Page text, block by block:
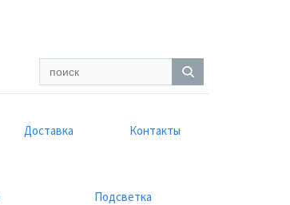
Доставка Контакты
Подсветка